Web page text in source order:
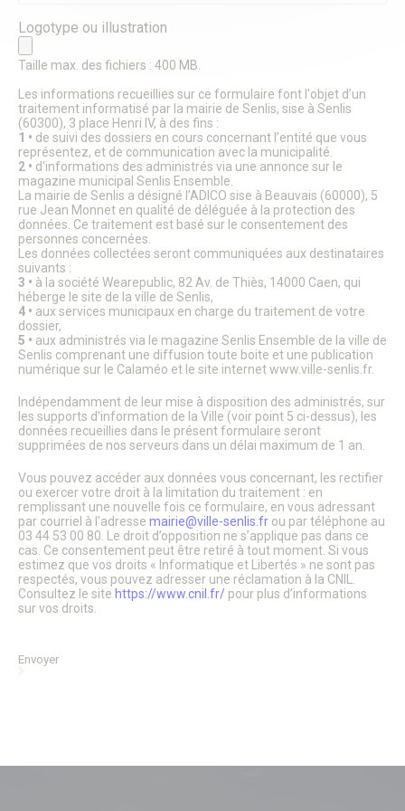
Accueils périscolaires & mercredis loisirs
Le CIO de Senlis
Passeport du civisme
La rue aux enfants
Forum Sciences
Le Pôle Ressources Sciences
Annuaire APRES
Jeunesse
Le Conseil Municipal des Jeunes
Service jeunesse – Spot
Animations Jeunesse
Pass Permis Citoyen
Le CIO de Senlis
Annuaire APRES
Seniors
Fêtes de fin d’année
Maisons de retraite et résidence
Restaurant Communal du Valois
Guide Bien Vivre à Senlis
Informations utiles
Le Salon des seniors
Plateforme J’aide ici Senlis
Santé & Solidarité
Les Parcours du Cœur
Annuaire APRES
Action sociale
Les permanences de médiation
Hôpital – GHPSO
Associations d’entraide
Annuaire des professionnels de santé
Formulaire de création ou de mise à jour des professions
de santé
Semaine de l’information sur la Santé Mentale (SISM)
Pass’ famille
Logotype ou illustration
Taille max. des fichiers : 400 MB.
Les informations recueillies sur ce formulaire font l'objet d’un
traitement informatisé par la mairie de Senlis, sise à Senlis
(60300), 3 place Henri IV, à des fins :
1 • de suivi des dossiers en cours concernant l’entité que vous
représentez, et de communication avec la municipalité.
2 • d'informations des administrés via une annonce sur le
magazine municipal Senlis Ensemble.
La mairie de Senlis a désigné l’ADICO sise à Beauvais (60000), 5
rue Jean Monnet en qualité de déléguée à la protection des
données. Ce traitement est basé sur le consentement des
personnes concernées.
Les données collectées seront communiquées aux destinataires
suivants :
3 • à la société Wearepublic, 82 Av. de Thiès, 14000 Caen, qui
héberge le site de la ville de Senlis,
4 • aux services municipaux en charge du traitement de votre
dossier,
5 • aux administrés via le magazine Senlis Ensemble de la ville de
Senlis comprenant une diffusion toute boite et une publication
numérique sur le Calaméo et le site internet www.ville-senlis.fr.
Indépendamment de leur mise à disposition des administrés, sur
les supports d'information de la Ville (voir point 5 ci-dessus), les
données recueillies dans le présent formulaire seront
supprimées de nos serveurs dans un délai maximum de 1 an.
Vous pouvez accéder aux données vous concernant, les rectifier
ou exercer votre droit à la limitation du traitement : en
remplissant une nouvelle fois ce formulaire, en vous adressant
par courriel à l'adresse mairie@ville-senlis.fr ou par téléphone au
03 44 53 00 80. Le droit d’opposition ne s’applique pas dans ce
cas. Ce consentement peut être retiré à tout moment. Si vous
estimez que vos droits « Informatique et Libertés » ne sont pas
respectés, vous pouvez adresser une réclamation à la CNIL.
Consultez le site https://www.cnil.fr/ pour plus d’informations
sur vos droits.
Envoyer